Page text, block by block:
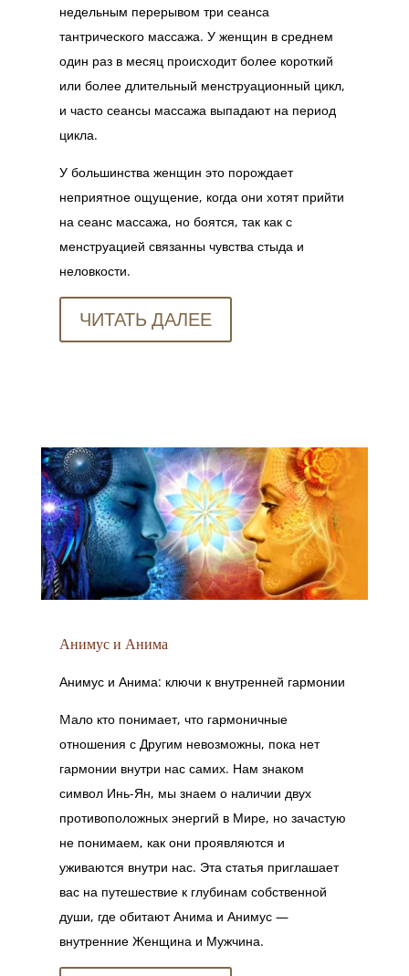
недельным перерывом три сеанса
тантрического массажа. У женщин в среднем
один раз в месяц происходит более короткий
или более длительный менструационный цикл,
и часто сеансы массажа выпадают на период
цикла.
У большинства женщин это порождает
неприятное ощущение, когда они хотят прийти
на сеанс массажа, но боятся, так как с
менструацией связанны чувства стыда и
неловкости.
ЧИТАТЬ ДАЛЕЕ
Анимус и Анима
Анимус и Анима: ключи к внутренней гармонии
Mало кто понимает, что гармоничные
отношения с Другим невозможны, пока нет
гармонии внутри нас самих. Нам знаком
символ Инь-Ян, мы знаем о наличии двух
противоположных энергий в Мире, но зачастую
не понимаем, как они проявляются и
уживаются внутри нас. Эта статья приглашает
вас на путешествие к глубинам собственной
души, где обитают Анима и Анимус —
внутренние Женщина и Мужчина.